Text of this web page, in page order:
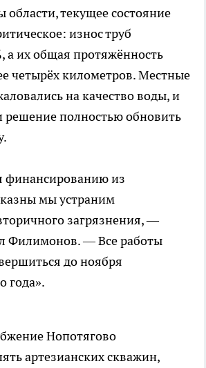
области, текущее состояние
износ труб
а их общая протяжённость
четырёх километров. Местные
на качество воды, и
решение полностью обновить
финансированию из
мы устраним
загрязнения, —
Филимонов. — Все работы
до ноября
года».
Нопотягово
артезианских скважин,